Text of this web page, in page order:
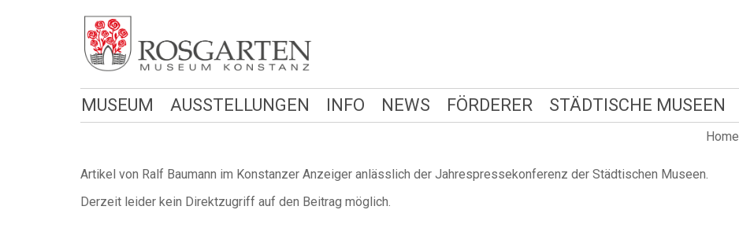
MUSEUM AUSSTELLUNGEN INFO NEWS FÖRDERER STÄDTISCHE MUSEEN
Home
Artikel von Ralf Baumann im Konstanzer Anzeiger anlässlich der Jahrespressekonferenz der Städtischen Museen.
Derzeit leider kein Direktzugriff auf den Beitrag möglich.